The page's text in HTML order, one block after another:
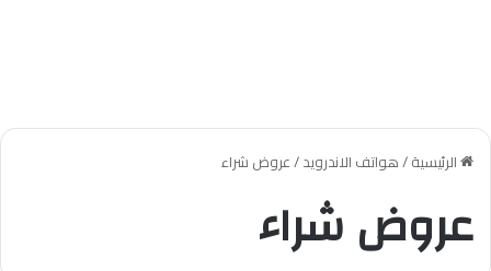
الرئيسية/هواتف الاندرويد/عروض شراء
عروض شراء